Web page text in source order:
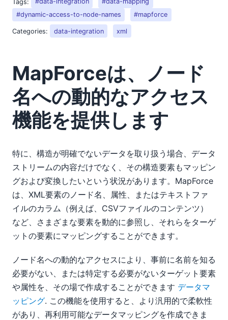
#dynamic-access-to-node-names
#mapforce
Categories: data-integration xml
MapForceは、ノード
名への動的なアクセス
機能を提供します
特に、構造が明確でないデータを取り扱う場合、データ
ストリームの内容だけでなく、その構造要素もマッピン
グおよび変換したいという状況があります。MapForce
は、XML要素のノード名、属性、またはテキストファ
イルのカラム（例えば、CSVファイルのコンテンツ）
など、さまざまな要素を動的に参照し、それらをターゲ
ットの要素にマッピングすることができます。
ノード名への動的なアクセスにより、事前に名前を知る
必要がない、または特定する必要がないターゲット要素
や属性を、その場で作成することができます データマ
ッピング. この機能を使用すると、より汎用的で柔軟性
があり、再利用可能なデータマッピングを作成できま